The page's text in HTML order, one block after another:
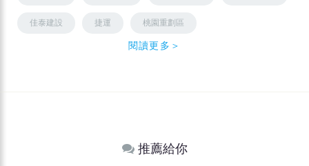
佳泰建設 捷運 桃園重劃區
閱讀更多＞
推薦給你